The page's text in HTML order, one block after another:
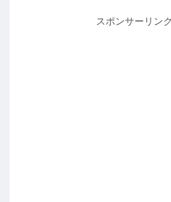
スポンサーリンク